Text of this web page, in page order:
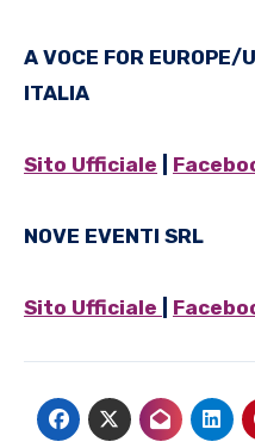
A VOCE FOR EUROPE/
ITALIA
Sito Ufficiale
NOVE EVENTI SRL
Sito Ufficiale